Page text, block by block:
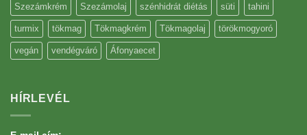
Szezámkrém Szezámolaj szénhidrát diétás süti tahini
turmix tökmag Tökmagkrém Tökmagolaj törökmogyoró
vegán vendégváró Áfonyaecet
HÍRLEVÉL